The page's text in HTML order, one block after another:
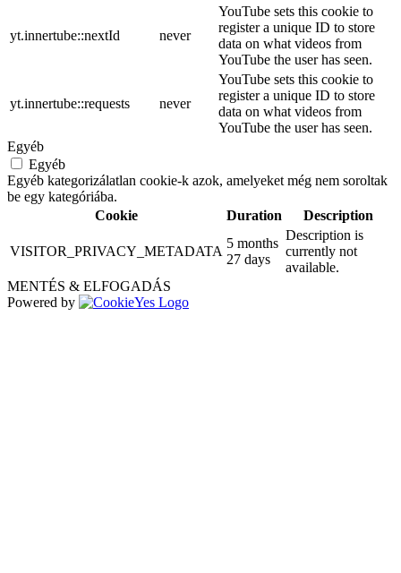
yt.innertube::nextId never
YouTube sets this cookie to
register a unique ID to store
data on what videos from
YouTube the user has seen.
yt.innertube::requests never
YouTube sets this cookie to
register a unique ID to store
data on what videos from
YouTube the user has seen.
Egyéb
Egyéb
Egyéb kategorizálatlan cookie-k azok, amelyeket még nem soroltak
be egy kategóriába.
Cookie
Duration Description
VISITOR_PRIVACY_METADATA
5 months
27 days
Description is
currently not
available.
MENTÉS & ELFOGADÁS
Powered by